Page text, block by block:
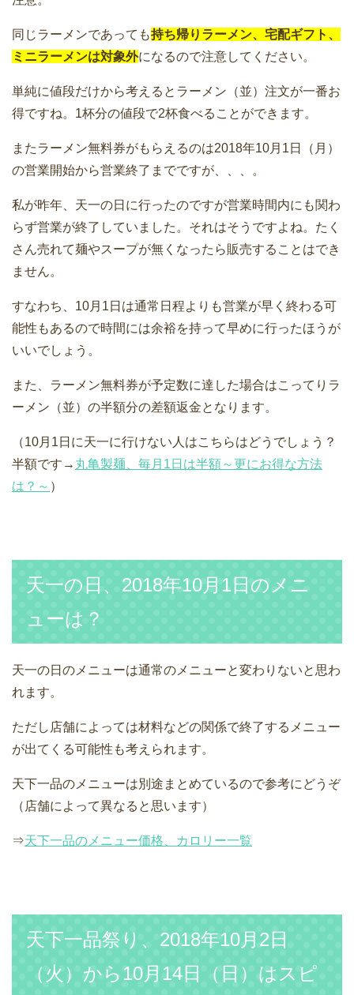
同じラーメンであっても持ち帰りラーメン、宅配ギフト、
ミニラーメンは対象外になるので注意してください。
単純に値段だけから考えるとラーメン（並）注文が一番お
得ですね。1杯分の値段で2杯食べることができます。
またラーメン無料券がもらえるのは2018年10月1日（月）
の営業開始から営業終了までですが、、、。
私が昨年、天一の日に行ったのですが営業時間内にも関わ
らず営業が終了していました。それはそうですよね。たく
さん売れて麺やスープが無くなったら販売することはでき
ません。
すなわち、10月1日は通常日程よりも営業が早く終わる可
能性もあるので時間には余裕を持って早めに行ったほうが
いいでしょう。
また、ラーメン無料券が予定数に達した場合はこってりラ
ーメン（並）の半額分の差額返金となります。
（10月1日に天一に行けない人はこちらはどうでしょう？
半額です→ 丸亀製麺、毎月1日は半額～更にお得な方法
は？～ ）
天一の日、2018年10月1日のメニ
ューは？
天一の日のメニューは通常のメニューと変わりないと思わ
れます。
ただし店舗によっては材料などの関係で終了するメニュー
が出てくる可能性も考えられます。
天下一品のメニューは別途まとめているので参考にどうぞ
（店舗によって異なると思います）
⇒天下一品のメニュー価格、カロリー一覧
天下一品祭り、2018年10月2日
（火）から10月14日（日）はスピ